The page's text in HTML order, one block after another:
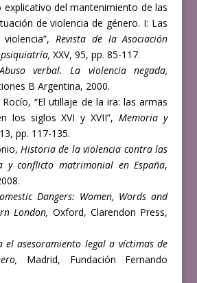
del mantenimiento de las
de violencia de género. I: Las
Revista de la Asociación
XXV, 95, pp. 85-117.
verbal. La violencia negada,
B Argentina, 2000.
“El utillaje de la ira: las armas
los siglos XVI y XVII”,Memoria y
pp. 117-135.
Historia de la violencia contra las
y conflicto matrimonial en España,
Dangers: Women, Words and
London, Oxford, Clarendon Press,
el asesoramiento legal a víctimas de
Madrid, Fundación Fernando